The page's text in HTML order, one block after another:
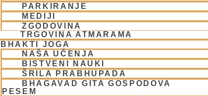
PARKIRANJE
MEDIJI
ZGODOVINA
TRGOVINA ATMARAMA
BHAKTI JOGA
NAŠA UČENJA
BISTVENI NAUKI
ŠRILA PRABHUPADA
BHAGAVAD GITA GOSPODOVA
PESEM